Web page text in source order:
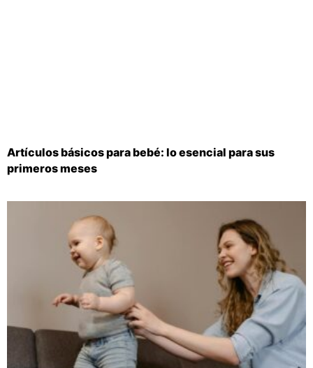
Artículos básicos para bebé: lo esencial para sus
primeros meses